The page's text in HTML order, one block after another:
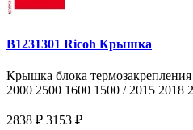
B1231301 Ricoh Крышка
Крышка блока
2000 2500 1600 1500 / 2015 2018
2838 ₽ 3153 ₽